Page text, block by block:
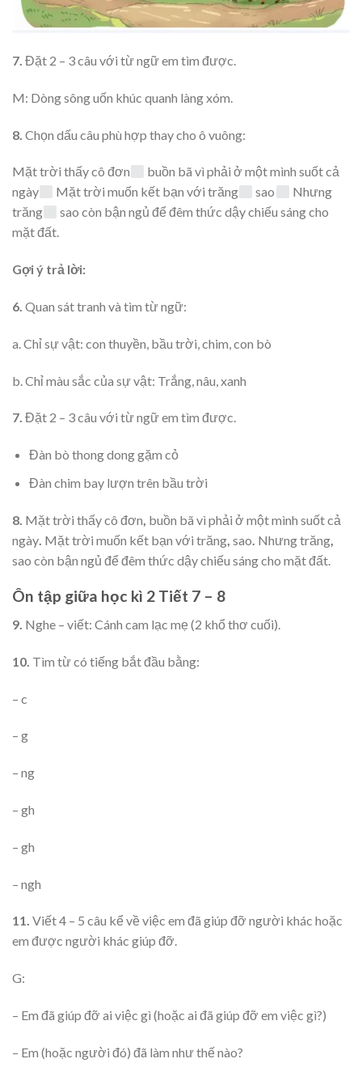
7. Đặt 2 – 3 câu với từ ngữ em tìm được.
M: Dòng sông uốn khúc quanh làng xóm.
8. Chọn dấu câu phù hợp thay cho ô vuông:
Mặt trời thấy cô đơn
buồn bã vì phải ở một mình suốt cả
ngày
Mặt trời muốn kết bạn với trăng sao
Nhưng
trăng
sao còn bận ngủ để đêm thức dậy chiếu sáng cho
mặt đất.
Gợi ý trả lời:
6. Quan sát tranh và tìm từ ngữ:
a. Chỉ sự vật: con thuyền, bầu trời, chim, con bò
b. Chỉ màu sắc của sự vật: Trắng, nâu, xanh
7. Đặt 2 – 3 câu với từ ngữ em tìm được.
Đàn bò thong dong gặm cỏ
Đàn chim bay lượn trên bầu trời
8. Mặt trời thấy cô đơn buồn bã vì phải ở một mình suốt cả
ngày Mặt trời muốn kết bạn với trăng sao Nhưng trăng
sao còn bận ngủ để đêm thức dậy chiếu sáng cho mặt đất.
Ôn tập giữa học kì 2 Tiết 7 – 8
9. Nghe – viết: Cánh cam lạc mẹ (2 khổ thơ cuối).
10. Tìm từ có tiếng bắt đầu bằng:
– c
– g
– ng
– gh
– gh
– ngh
11. Viết 4 – 5 câu kể về việc em đã giúp đỡ người khác hoặc
em được người khác giúp đỡ.
G:
– Em đã giúp đỡ ai việc gì (hoặc ai đã giúp đỡ em việc gì?)
– Em (hoặc người đó) đã làm như thế nào?